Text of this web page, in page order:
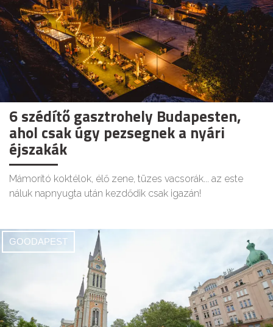
6 szédítő gasztrohely Budapesten,
ahol csak úgy pezsegnek a nyári
éjszakák
Mámorító koktélok, élő zene, tüzes vacsorák... az este
náluk napnyugta után kezdődik csak igazán!
GOODAPEST